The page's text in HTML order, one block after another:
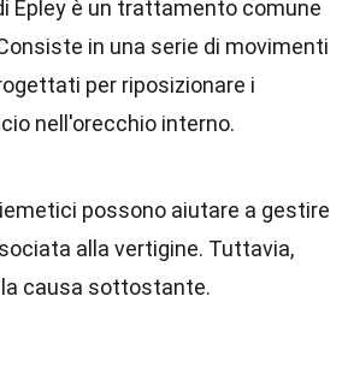
Epley è un trattamento comune
in una serie di movimenti
per riposizionare i
nell'orecchio interno.
possono aiutare a gestire
alla vertigine. Tuttavia,
causa sottostante.